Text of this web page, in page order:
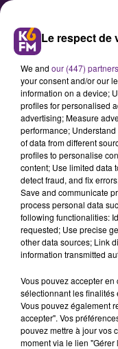
La fiabilité
Le respect de
We and our (447) partners
your consent and/or our
information on a device;
profiles for personalised
advertising; Measure
performance;
of data from different
profiles to personalise
content; Use limited data
detect fraud, and fix
Save and communicate
process personal data
following functionalities:
requested; Use precise
other data sources; Link
information transmitted
Vous pouvez accepter en
sélectionnant les finalités
Vous pouvez également
accepter". Vos
pouvez mettre à jour vos
moment via le lien